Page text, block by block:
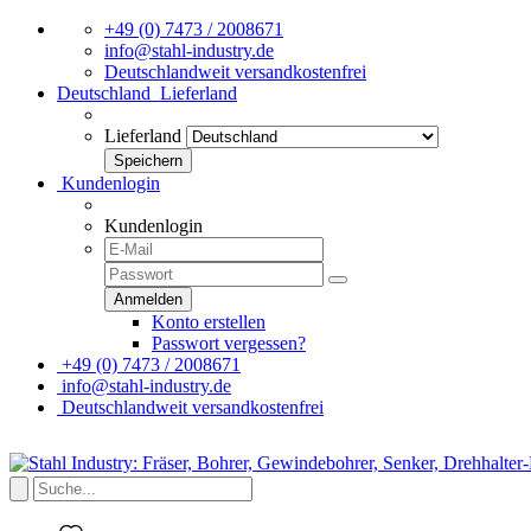
+49 (0) 7473 / 2008671
info@stahl-industry.de
Deutschlandweit versandkostenfrei
Deutschland Lieferland
Lieferland
Kundenlogin
Kundenlogin
Konto erstellen
Passwort vergessen?
+49 (0) 7473 / 2008671
info@stahl-industry.de
Deutschlandweit versandkostenfrei